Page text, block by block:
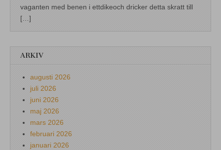
vaganten med benen i ettdikeoch dricker detta skratt till
[…]
ARKIV
augusti 2026
juli 2026
juni 2026
maj 2026
mars 2026
februari 2026
januari 2026